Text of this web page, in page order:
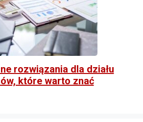
rozwiązania dla działu
które warto znać